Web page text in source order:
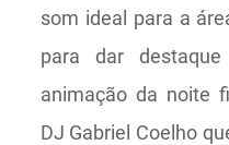
som ideal para a
para dar
animação da noite
DJ Gabriel Coelho